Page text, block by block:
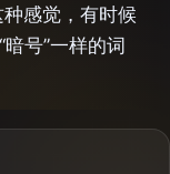
感觉，有时候
号”一样的词